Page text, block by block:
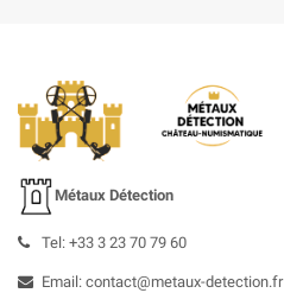
Métaux Détection
Tel: +33 3 23 70 79 60
Email: contact@metaux-detection.fr